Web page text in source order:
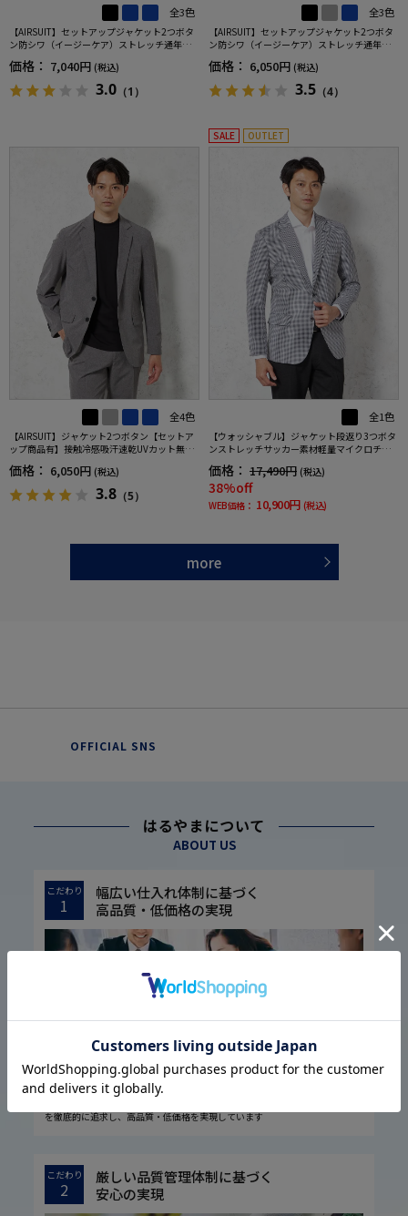
全3色
【AIRSUIT】セットアップジャケット2つボタ
ン防シワ（イージーケア）ストレッチ通年吸
汗速乾UVカット春夏
価格： 7,040円 (税込)
3.0 （1）
全3色
【AIRSUIT】セットアップジャケット2つボタ
ン防シワ（イージーケア）ストレッチ通年吸
汗速乾UVカット
価格： 6,050円 (税込)
3.5 （4）
全4色
【AIRSUIT】ジャケット2つボタン【セットア
ップ商品有】接触冷感吸汗速乾UVカット無地
春夏
価格： 6,050円 (税込)
3.8 （5）
SALE OUTLET
全1色
【ウォッシャブル】ジャケット段返り3つボタ
ンストレッチサッカー素材軽量マイクロチェ
ック春夏
価格： 17,490円 (税込)
38%off
WEB価格： 10,900円 (税込)
more
OFFICIAL SNS
はるやまについて
ABOUT US
こだわり
1
幅広い仕入れ体制に基づく
高品質・低価格の実現
1974年の設立以来培ってきた圧倒的な流通経路を駆使し、大量仕入れや国内
外の生地メーカー様との共同開発などで素材の低コスト化に成功しました。
また実用的な機能性を生み出す仕立て、ディテールにまで気を配ったデザイン
を徹底的に追求し、高品質・低価格を実現しています
こだわり
2
厳しい品質管理体制に基づく
安心の実現